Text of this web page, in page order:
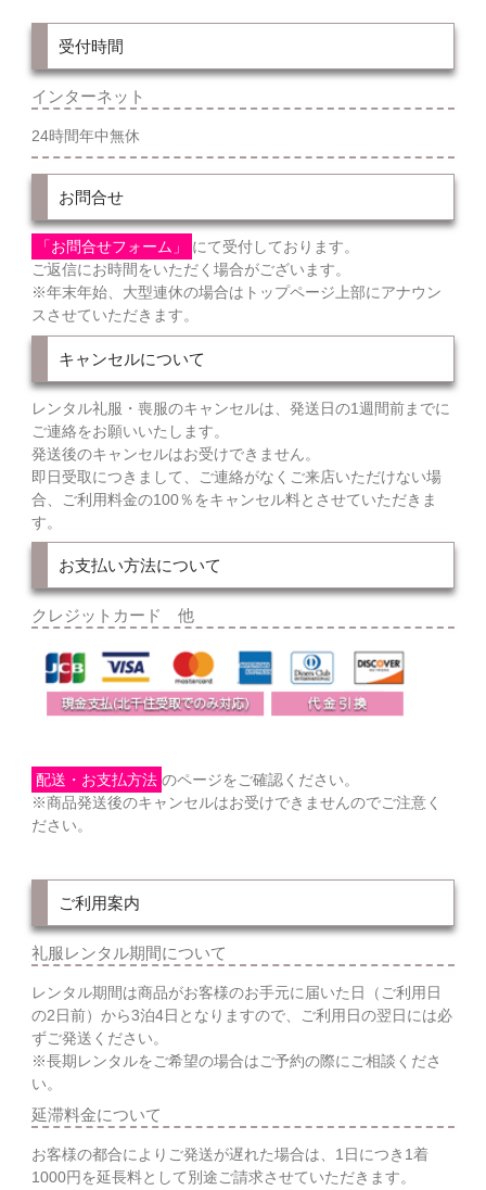
受付時間
インターネット
24時間年中無休
お問合せ
「お問合せフォーム」
にて受付しております。
ご返信にお時間をいただく場合がございます。
※年末年始、大型連休の場合はトップページ上部にアナウン
スさせていただきます。
キャンセルについて
レンタル礼服・喪服のキャンセルは、発送日の1週間前までに
ご連絡をお願いいたします。
発送後のキャンセルはお受けできません。
即日受取につきまして、ご連絡がなくご来店いただけない場
合、ご利用料金の100％をキャンセル料とさせていただきま
す。
お支払い方法について
クレジットカード 他
配送・お支払方法 のページをご確認ください。
※商品発送後のキャンセルはお受けできませんのでご注意く
ださい。
ご利用案内
礼服レンタル期間について
レンタル期間は商品がお客様のお手元に届いた日（ご利用日
の2日前）から3泊4日となりますので、ご利用日の翌日には必
ずご発送ください。
※長期レンタルをご希望の場合はご予約の際にご相談くださ
い。
延滞料金について
お客様の都合によりご発送が遅れた場合は、1日につき1着
1000円を延長料として別途ご請求させていただきます。